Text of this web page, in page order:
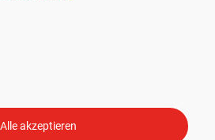
Alle akzeptieren
SpaceX-Starship vor
Testflug am Montag
16, 2023
vor einem historischen Tag: dem
ein Erfolg die komplette